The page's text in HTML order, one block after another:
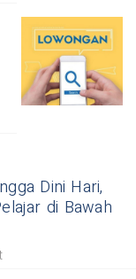
Dini Hari,
di Bawah